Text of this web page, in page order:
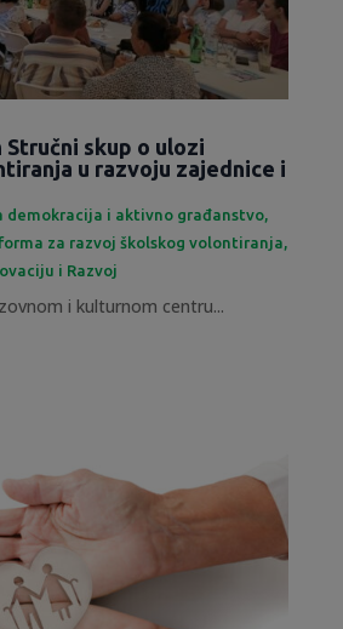
Stručni skup o ulozi
u razvoju zajednice i
demokracija i aktivno građanstvo,
za razvoj školskog volontiranja,
i Razvoj
i kulturnom centru...